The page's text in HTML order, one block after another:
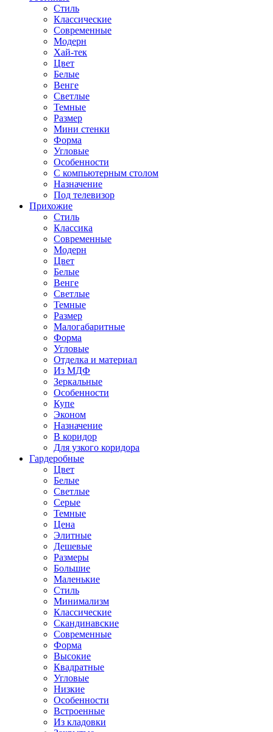
Стиль
Классические
Современные
Модерн
Хай-тек
Цвет
Белые
Венге
Светлые
Темные
Размер
Мини стенки
Форма
Угловые
Особенности
С компьютерным столом
Назначение
Под телевизор
Прихожие
Стиль
Классика
Современные
Модерн
Цвет
Белые
Венге
Светлые
Темные
Размер
Малогабаритные
Форма
Угловые
Отделка и материал
Из МДФ
Зеркальные
Особенности
Купе
Эконом
Назначение
В коридор
Для узкого коридора
Гардеробные
Цвет
Белые
Светлые
Серые
Темные
Цена
Элитные
Дешевые
Размеры
Большие
Маленькие
Стиль
Минимализм
Классические
Скандинавские
Современные
Форма
Высокие
Квадратные
Угловые
Низкие
Особенности
Встроенные
Из кладовки